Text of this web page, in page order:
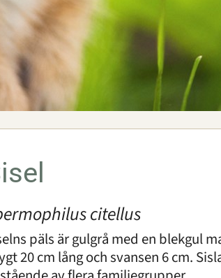
citellus
päls är gulgrå med en blekgul
20 cm lång och svansen 6 cm.